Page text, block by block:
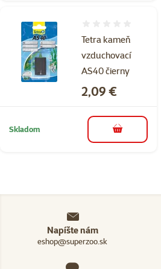
Tetra kameň
vzduchovací
AS40 čierny
Cena
2,09 €
Skladom do košíka
Napíšte nám
eshop@superzoo.sk